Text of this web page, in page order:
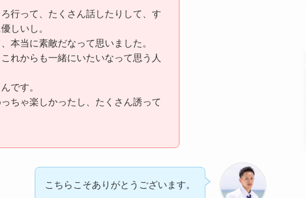
行って、たくさん話したりして、す
しいし。
本当に素敵だなって思いました。
れからも一緒にいたいなって思う人
です。
ちゃ楽しかったし、たくさん誘って
こちらこそありがとうございます。